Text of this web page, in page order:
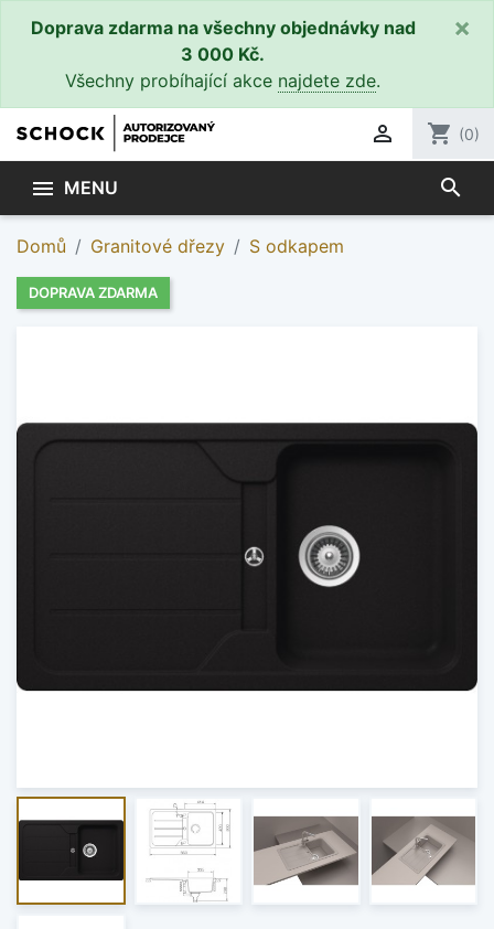
Doprava zdarma na všechny objednávky nad
3 000 Kč.
Všechny probíhající akce najdete zde.
×
 shopping_cart (0)
 MENU search
Domů Granitové dřezy S odkapem
DOPRAVA ZDARMA